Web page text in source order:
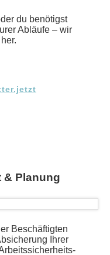
du benötigst
Abläufe – wir
& Planung
Beschäftigten
Ihrer